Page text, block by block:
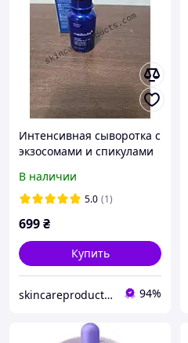
Интенсивная сыворотка с
экзосомами и спикулами
Exosome Shot Pore
Ampoule 7500. 2028.07.13
В наличии
5.0 (1)
699₴
Купить
skincareproducts.com 94%